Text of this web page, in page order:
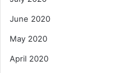
June 2020
May 2020
April 2020